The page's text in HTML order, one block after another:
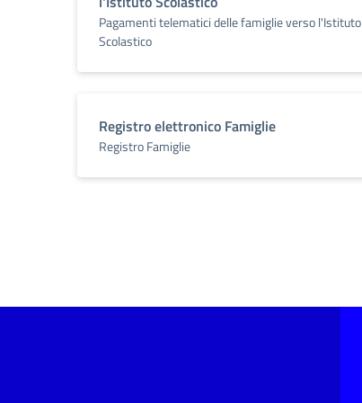
Pagamenti telematici delle famiglie verso l'Istituto
Scolastico
Registro elettronico Famiglie
Registro Famiglie